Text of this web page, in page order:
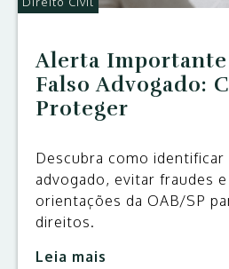
Alerta Importante
Falso Advogado:
Proteger
Descubra como
advogado, evitar fraudes
orientações da OAB/SP
direitos.
Leia mais